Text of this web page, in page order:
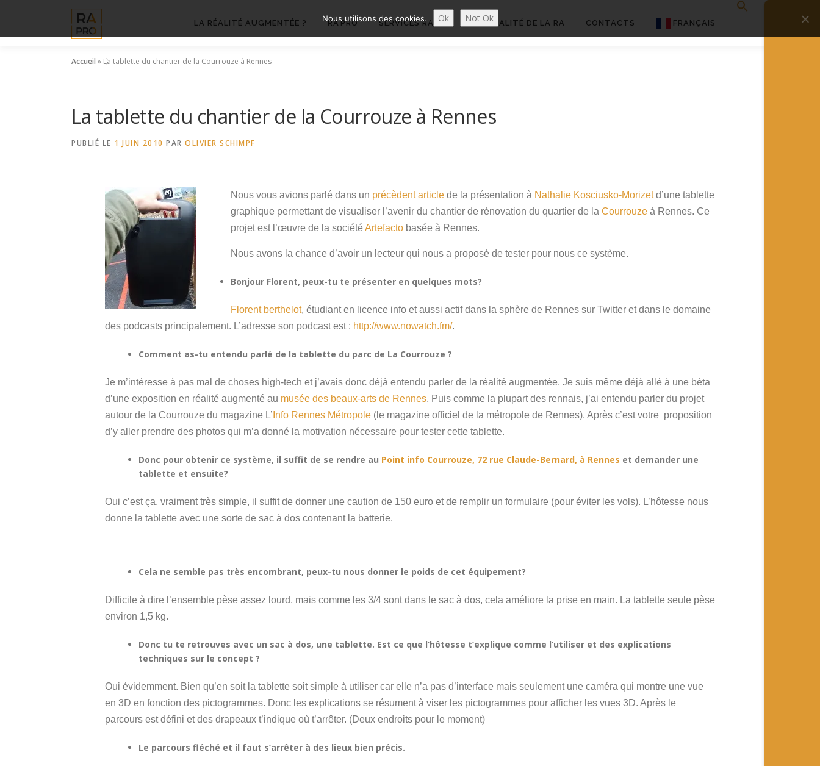
contenu
LA RÉALITÉ AUGMENTÉE ? RA’PRO SERVICES RA’PRO ACTUALITÉ DE LA RA CONTACTS FRANÇAIS
Español
Accueil » La tablette du chantier de la Courrouze à Rennes
La tablette du chantier de la Courrouze à Rennes
PUBLIÉ LE 1 JUIN 2010 PAR OLIVIER SCHIMPF
Nous vous avions parlé dans un précèdent article de la présentation à Nathalie Kosciusko-Morizetd’une tablette
graphique permettant de visualiser l’avenir du chantier de rénovation du quartier de la Courrouze à Rennes. Ce
projet est l’œuvre de la société Artefacto basée à Rennes.
Nous avons la chance d’avoir un lecteur qui nous a proposé de tester pour nous ce système.
Bonjour Florent, peux-tu te présenter en quelques mots?
Florent berthelot, étudiant en licence info et aussi actif dans la sphère de Rennes sur Twitter et dans le domaine
des podcasts principalement. L’adresse son podcast est : http://www.nowatch.fm/.
Comment as-tu entendu parlé de la tablette du parc de La Courrouze ?
Je m’intéresse à pas mal de choses high-tech et j’avais donc déjà entendu parler de la réalité augmentée. Je suis même déjà allé à une béta
d’une exposition en réalité augmenté au musée des beaux-arts de Rennes. Puis comme la plupart des rennais, j’ai entendu parler du projet
autour de la Courrouze du magazine L’ Info Rennes Métropole (le magazine officiel de la métropole de Rennes). Après c’est votre proposition
d’y aller prendre des photos qui m’a donné la motivation nécessaire pour tester cette tablette.
Donc pour obtenir ce système, il suffit de se rendre au Point info Courrouze, 72 rue Claude-Bernard, à Rennes et demander une
tablette et ensuite?
Oui c’est ça, vraiment très simple, il suffit de donner une caution de 150 euro et de remplir un formulaire (pour éviter les vols). L’hôtesse nous
donne la tablette avec une sorte de sac à dos contenant la batterie.
Cela ne semble pas très encombrant, peux-tu nous donner le poids de cet équipement?
Difficile à dire l’ensemble pèse assez lourd, mais comme les 3/4 sont dans le sac à dos, cela améliore la prise en main. La tablette seule pèse
environ 1,5 kg.
Donc tu te retrouves avec un sac à dos, une tablette. Est ce que l’hôtesse t’explique comme l’utiliser et des explications
techniques sur le concept ?
Oui évidemment. Bien qu’en soit la tablette soit simple à utiliser car elle n’a pas d’interface mais seulement une caméra qui montre une vue
en 3D en fonction des pictogrammes. Donc les explications se résument à viser les pictogrammes pour afficher les vues 3D. Après le
parcours est défini et des drapeaux t’indique où t’arrêter. (Deux endroits pour le moment)
Le parcours fléché et il faut s’arrêter à des lieux bien précis.
Nous utilisons des cookies. Ok Not Ok